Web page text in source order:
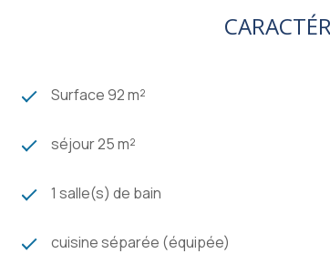
Surface 92 m²
séjour 25 m²
1 salle(s) de bain
cuisine séparée (équipée)